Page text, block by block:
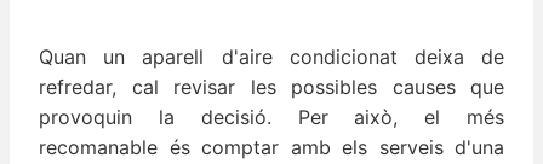
Quan un aparell d'aire condicionat deixa de
refredar, cal revisar les possibles causes que
provoquin la decisió. Per això, el més
recomanable és comptar amb els serveis d'una